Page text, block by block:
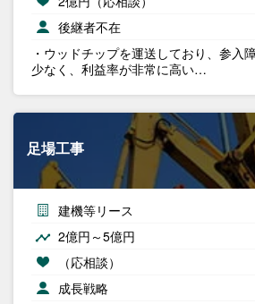
後継者不在
・ウッドチップを運送しており、参入
少なく、利益率が非常に高い…
足場工事
建機等リース
2億円～5億円
（応相談）
成長戦略